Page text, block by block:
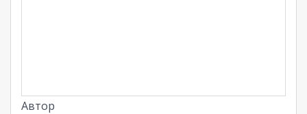
Автор